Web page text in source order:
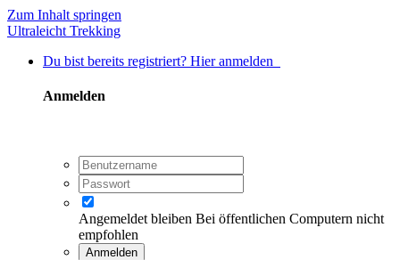
Zum Inhalt springen
Ultraleicht Trekking
Du bist bereits registriert? Hier anmelden
Anmelden
Angemeldet bleiben Bei öffentlichen Computern nicht
empfohlen
Anmelden